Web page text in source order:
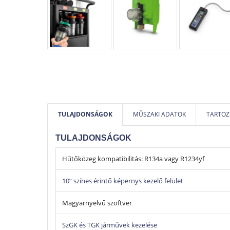
TULAJDONSÁGOK MŰSZAKI ADATOK
TULAJDONSÁGOK
Hűtőközeg kompatibilitás: R134a vagy R1234yf
10” színes érintő képernys kezelő felület
Magyarnyelvű szoftver
SzGK és TGK járművek kezelése